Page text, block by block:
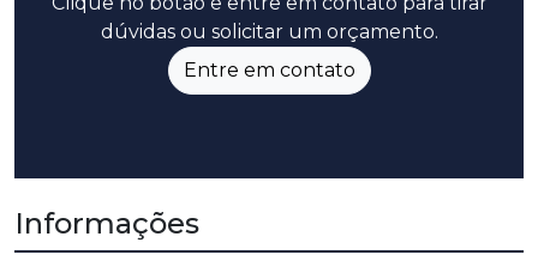
dúvidas ou solicitar um orçamento.
Entre em contato
Informações